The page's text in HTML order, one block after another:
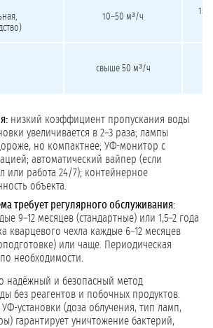
10–50 м³/ч
свыше 50 м³/ч
низкий коэффициент пропускания воды
увеличивается в 2–3 раза; лампы
но компактнее; УФ-монитор с
автоматический вайпер (если
или работа 24/7); контейнерное
объекта.
требует регулярного обслуживания:
9–12 месяцев (стандартные) или 1,5–2 года
кварцевого чехла каждые 6–12 месяцев
или чаще. Периодическая
необходимости.
надёжный и безопасный метод
без реагентов и побочных продуктов.
установки (доза облучения, тип ламп,
гарантирует уничтожение бактерий,